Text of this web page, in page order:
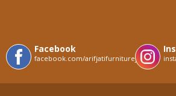
Facebook
facebook.com/arifjatifurniturejepara